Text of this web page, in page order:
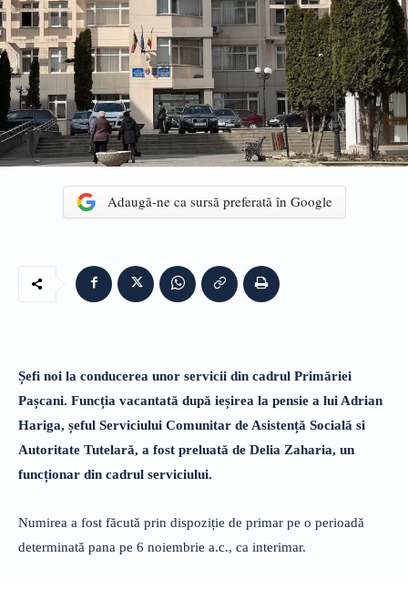
Adaugă-ne ca sursă preferată în Google
Șefi noi la conducerea unor servicii din cadrul Primăriei
Pașcani. Funcția vacantată după ieșirea la pensie a lui Adrian
Hariga, șeful Serviciului Comunitar de Asistență Socială si
Autoritate Tutelară, a fost preluată de Delia Zaharia, un
funcționar din cadrul serviciului.
Numirea a fost făcută prin dispoziție de primar pe o perioadă
determinată pana pe 6 noiembrie a.c., ca interimar.